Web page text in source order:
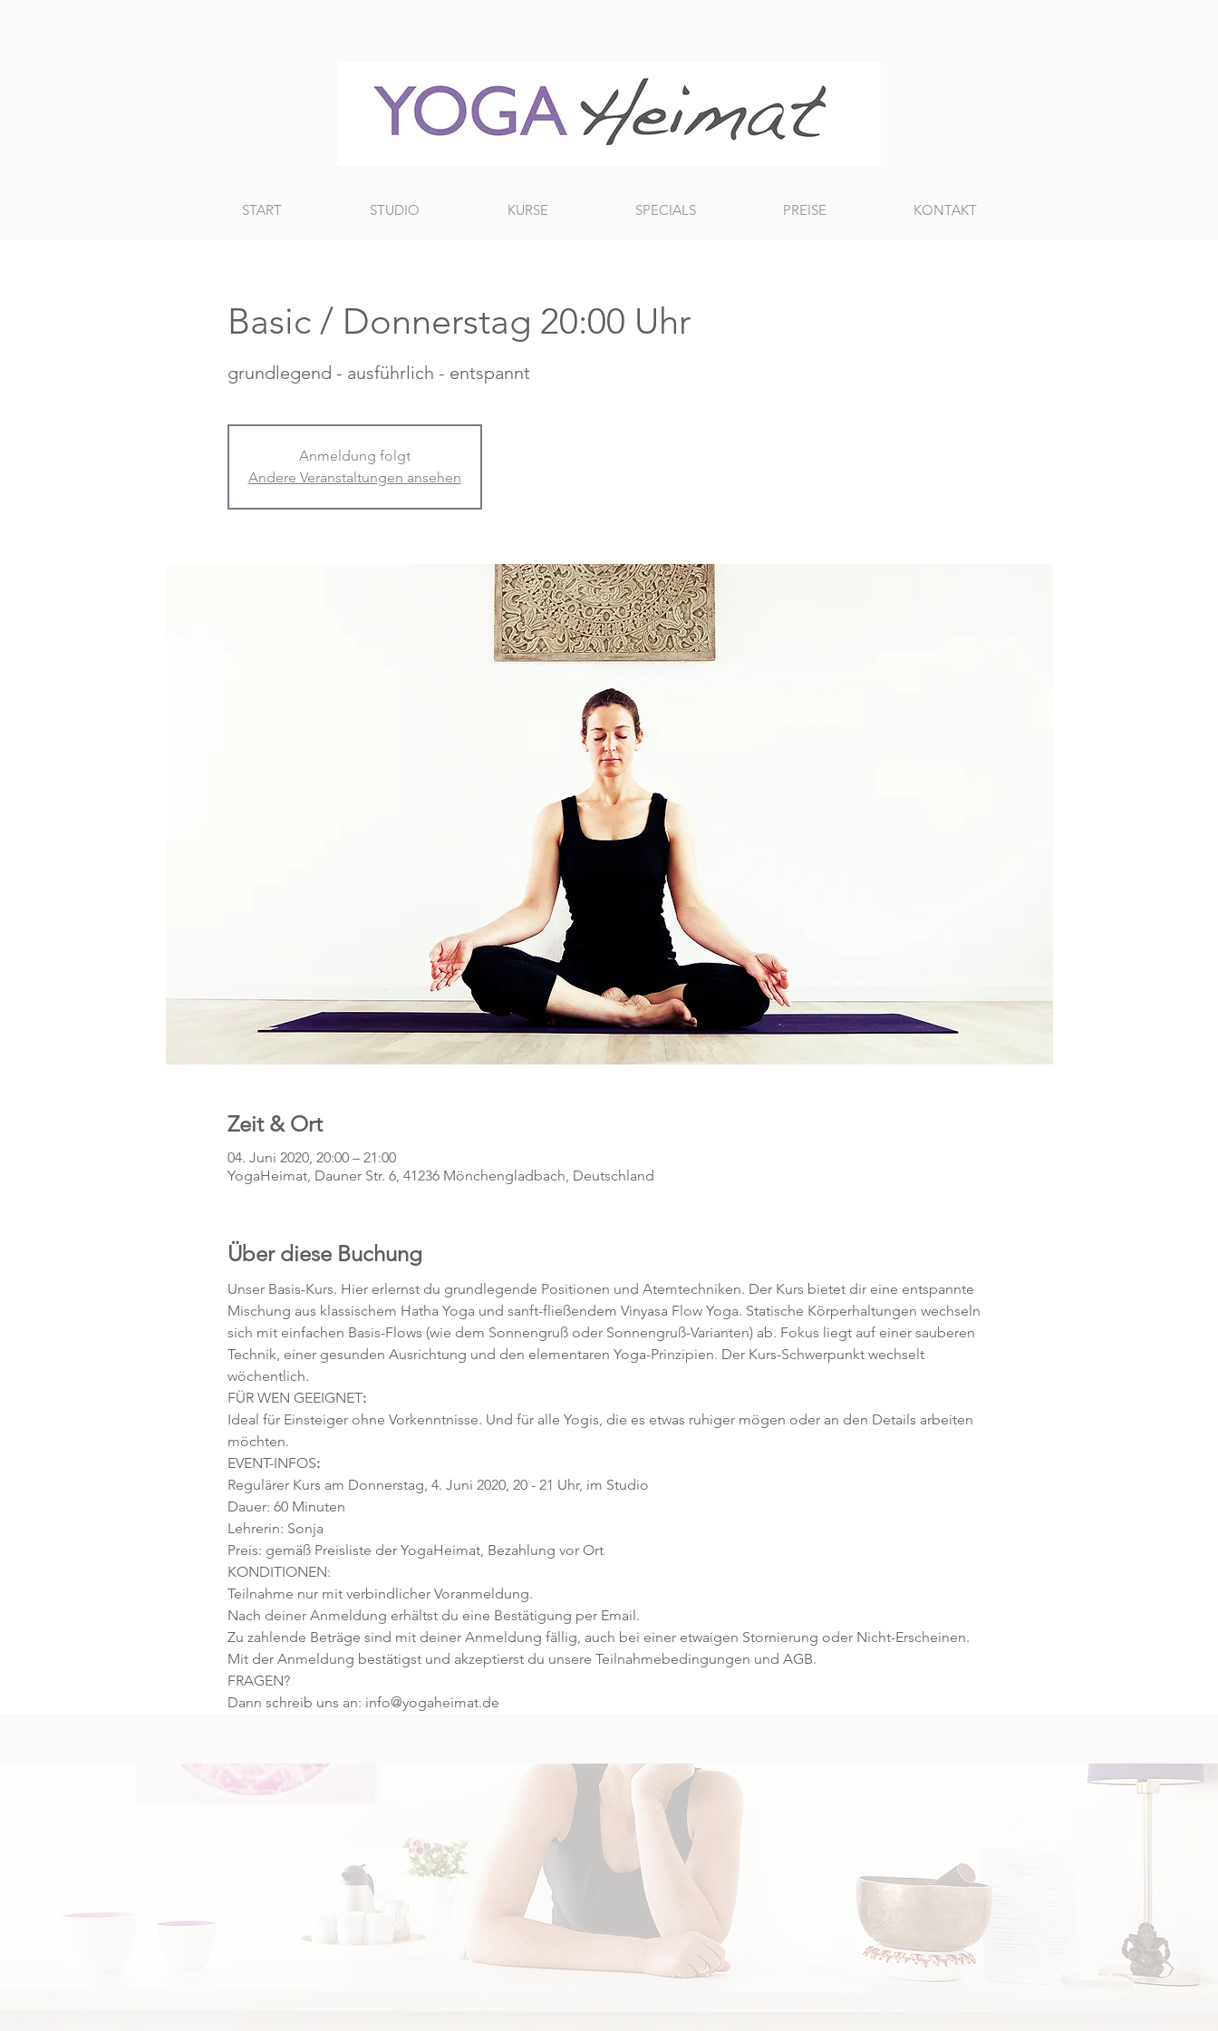
START STUDIO KURSE SPECIALS PREISE KONTAKT
Basic / Donnerstag 20:00 Uhr
grundlegend - ausführlich - entspannt
Anmeldung folgt
Andere Veranstaltungen ansehen
Zeit & Ort
04. Juni 2020, 20:00 – 21:00
YogaHeimat, Dauner Str. 6, 41236 Mönchengladbach, Deutschland
Über diese Buchung
Unser Basis-Kurs. Hier erlernst du grundlegende Positionen und Atemtechniken. Der Kurs bietet dir eine entspannte
Mischung aus klassischem Hatha Yoga und sanft-fließendem Vinyasa Flow Yoga. Statische Körperhaltungen wechseln
sich mit einfachen Basis-Flows (wie dem Sonnengruß oder Sonnengruß-Varianten) ab. Fokus liegt auf einer sauberen
Technik, einer gesunden Ausrichtung und den elementaren Yoga-Prinzipien. Der Kurs-Schwerpunkt wechselt
wöchentlich.
FÜR WEN GEEIGNET:
Ideal für Einsteiger ohne Vorkenntnisse. Und für alle Yogis, die es etwas ruhiger mögen oder an den Details arbeiten
möchten.
EVENT-INFOS:
Regulärer Kurs am Donnerstag, 4. Juni 2020, 20 - 21 Uhr, im Studio
Dauer: 60 Minuten
Lehrerin: Sonja
Preis: gemäß Preisliste der YogaHeimat, Bezahlung vor Ort
KONDITIONEN:
Teilnahme nur mit verbindlicher Voranmeldung.
Nach deiner Anmeldung erhältst du eine Bestätigung per Email.
Zu zahlende Beträge sind mit deiner Anmeldung fällig, auch bei einer etwaigen Stornierung oder Nicht-Erscheinen.
Mit der Anmeldung bestätigst und akzeptierst du unsere Teilnahmebedingungen und AGB.
FRAGEN?
Dann schreib uns an: info@yogaheimat.de